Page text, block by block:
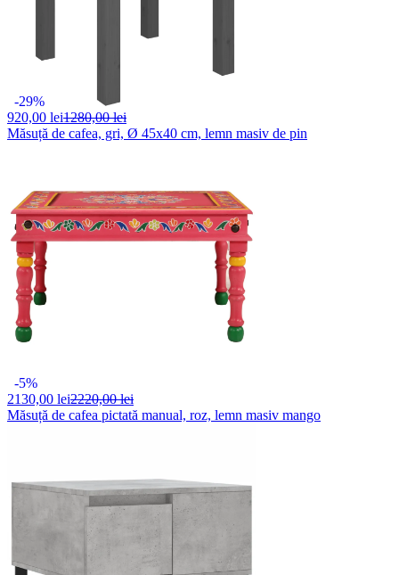
-29%
920,00 lei1280,00 lei
Măsuță de cafea, gri, Ø 45x40 cm, lemn masiv de pin
-5%
2130,00 lei2220,00 lei
Măsuță de cafea pictată manual, roz, lemn masiv mango